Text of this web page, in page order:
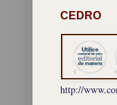
CEDRO
http://